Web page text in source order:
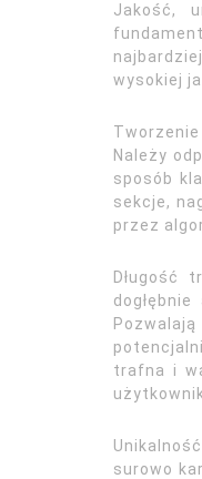
Jakość,
wysokiej
Należy
sposób
sekcje,
przez
Długość
trafna i
surowo